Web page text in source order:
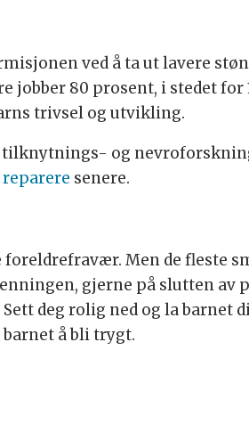
ved å ta ut lavere
80 prosent, i stedet for
trivsel og utvikling.
tilknytnings- og
reparere senere.
Men de fleste
gjerne på slutten av
deg rolig ned og la barnet
å bli trygt.